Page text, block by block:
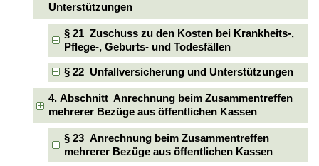
Unterstützungen
§ 21 Zuschuss zu den Kosten bei Krankheits-,
Pflege-, Geburts- und Todesfällen
§ 22 Unfallversicherung und Unterstützungen
4. Abschnitt Anrechnung beim Zusammentreffen
mehrerer Bezüge aus öffentlichen Kassen
§ 23 Anrechnung beim Zusammentreffen
mehrerer Bezüge aus öffentlichen Kassen